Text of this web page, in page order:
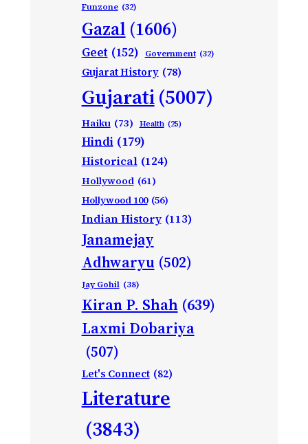
Funzone (32)
Gazal (1606)
Geet (152) Government (32)
Gujarat History (78)
Gujarati(5007)
Haiku (73) Health (25)
Hindi (179)
Historical (124)
Hollywood (61)
Hollywood 100 (56)
Indian History (113)
Janamejay
Adhwaryu (502)
Jay Gohil (38)
Kiran P. Shah (639)
Laxmi Dobariya
(507)
Let's Connect (82)
Literature
(3843)